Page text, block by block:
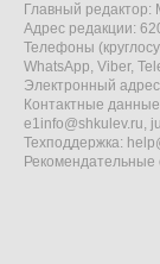
Главный
Адрес редакции:
Телефоны
WhatsApp, Viber,
Электронный
Контактные
e1info@shkulev.ru,
Техподдержка:
Рекомендательные